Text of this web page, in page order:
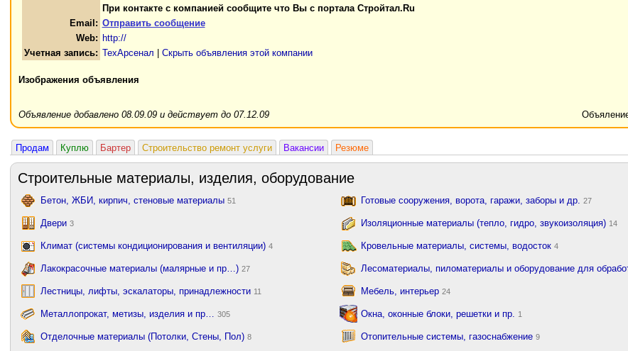
При контакте с компанией сообщите что Вы с портала Стройтал.Ru
Email: Отправить сообщение
Web: http://
Учетная запись: ТехАрсенал Скрыть объявления этой компании
Изображения объявления
Объявление добавлено 08.09.09 и действует до 07.12.09
Продам Куплю Бартер Строительство ремонт услуги Вакансии Резюме
Строительные материалы, изделия, оборудование
Бетон, ЖБИ, кирпич, стеновые материалы 51 Готовые сооружения, ворота, гаражи, заборы и др. 27
Двери 3 Изоляционные материалы (тепло, гидро, звукоизоляция) 14
Климат (системы кондиционирования и вентиляции) 4 Кровельные материалы, системы, водосток 4
Лакокрасочные материалы (малярные и пр…) 27 Лесоматериалы, пиломатериалы и оборудование для
Лестницы, лифты, эскалаторы, принадлежности 11 Мебель, интерьер 24
Металлопрокат, метизы, изделия и пр… 305 Окна, оконные блоки, решетки и пр. 1
Отделочные материалы (Потолки, Стены, Пол) 8 Отопительные системы, газоснабжение 9